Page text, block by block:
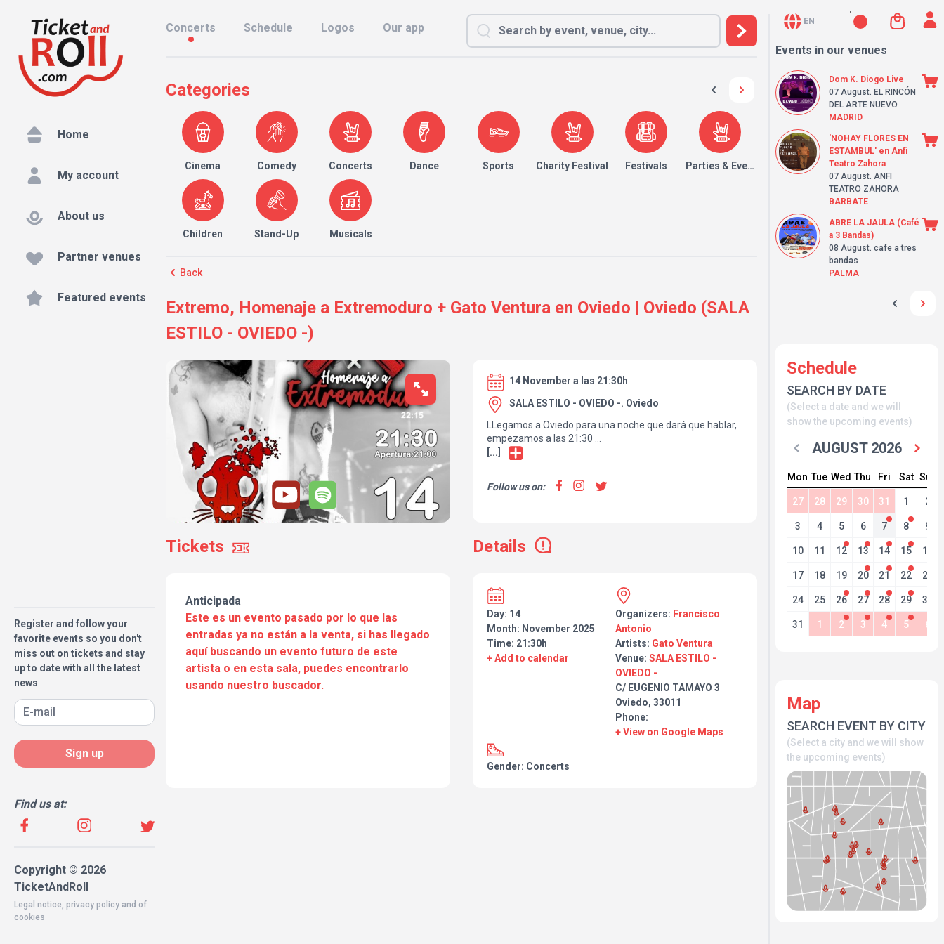
Home
My account
About us
Partner venues
Featured events
Register and follow your
favorite events so you don't
miss out on tickets and stay
up to date with all the latest
news
Sign up
Find us at:
Copyright © 2026
TicketAndRoll
Legal notice, privacy policy and of
cookies
Concerts Schedule Logos Our app
Categories
Cinema Comedy Concerts Dance Sports Charity Festival Festivals Parties & Events
Children Stand-Up Musicals
Back
Extremo, Homenaje a Extremoduro + Gato Ventura en Oviedo | Oviedo (SALA
ESTILO - OVIEDO -)
14 November a las 21:30h
SALA ESTILO - OVIEDO -. Oviedo
LLegamos a Oviedo para una noche que dará que hablar,
empezamos a las 21:30
Voy a hacer un repaso por mis mejores canciones en
canciones de Extremoduro hasta las 00:00
APERTURA 21:00
[...]
Follow us on:
Tickets Details
Anticipada
Este es un evento pasado por lo que las
entradas ya no están a la venta, si has llegado
aquí buscando un evento futuro de este
artista o en esta sala, puedes encontrarlo
usando nuestro buscador.
Day: 14
Month: November 2025
Time: 21:30h
+ Add to calendar
Organizers: Francisco
Antonio
Artists: Gato Ventura
Venue: SALA ESTILO -
OVIEDO -
C/ EUGENIO TAMAYO 3
Oviedo, 33011
Phone:
+ View on Google Maps
Gender: Concerts
EN
Events in our venues
Dom K. Diogo Live
07 August. EL RINCÓN
DEL ARTE NUEVO
MADRID
'NOHAY FLORES EN
ESTAMBUL' en Anfi
Teatro Zahora
07 August. ANFI
TEATRO ZAHORA
BARBATE
ABRE LA JAULA (Café
a 3 Bandas)
08 August. cafe a tres
bandas
PALMA
Schedule
SEARCH BY DATE
(Select a date and we will
show the upcoming events)
AUGUST 2026
Mon Tue Wed Thu Fri Sat Sun
27 28 29 30 31 1 2
3 4 5 6 7 8 9
10 11 12 13 14 15 16
17 18 19 20 21 22 23
24 25 26 27 28 29 30
31 1 2 3 4 5 6
Map
SEARCH EVENT BY CITY
(Select a city and we will show
the upcoming events)